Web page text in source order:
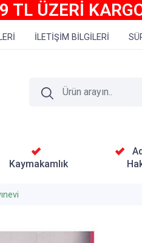
TL ÜZERİ
İLETİŞİM BİLGİLERİ
Kaymakamlık